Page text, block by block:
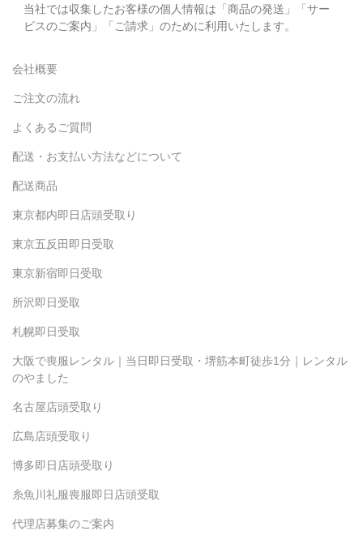
当社では収集したお客様の個人情報は「商品の発送」「サー
ビスのご案内」「ご請求」のために利用いたします。
会社概要
ご注文の流れ
よくあるご質問
配送・お支払い方法などについて
配送商品
東京都内即日店頭受取り
東京五反田即日受取
東京新宿即日受取
所沢即日受取
札幌即日受取
大阪で喪服レンタル｜当日即日受取・堺筋本町徒歩1分｜レンタル
のやました
名古屋店頭受取り
広島店頭受取り
博多即日店頭受取り
糸魚川礼服喪服即日店頭受取
代理店募集のご案内